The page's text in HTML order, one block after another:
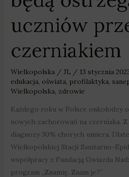
uczniów
czerniakiem
Wielkopolska/ JL / 13 stycznia
edukacja, oświata, profilaktyka,
Wielkopolska, zdrowie
Każdego roku w Polsce onkolodzy
nowych zachorowań na czerniaka.
diagnozy 30% chorych umiera.
Wielkopolskiej Stacji Sanitarno-
współpracy z Fundacją Gwiazda
program „Znamię. Znam je?”.